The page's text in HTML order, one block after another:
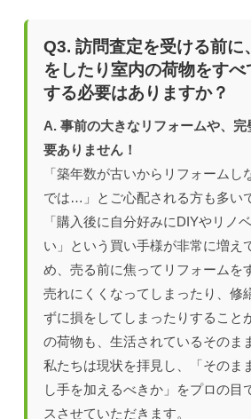
Q3. 訪問査定を受ける前に
をしたり室内の荷物をすべ
する必要はありますか？
A. 事前の大きなリフォームや、
要ありません！
「築年数が古いからリフォームし
では…」とご心配される方も多い
「購入後に自分好みにDIYやリノ
い」という買い手様が非常に増え
め、売る前に焦ってリフォームを
売れにくくなってしまったり、修
ずに損をしてしまったりすること
の荷物も、生活されているそのま
私たちは現状を拝見し、「そのま
し手を加えるべきか」をプロの目
スさせていただきます。